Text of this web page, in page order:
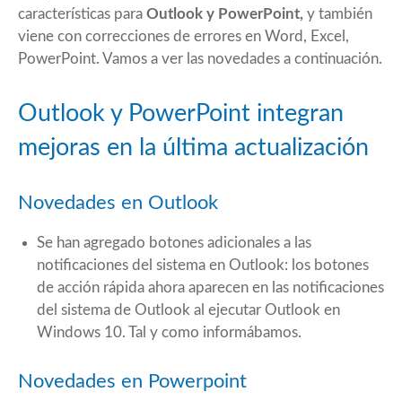
características para Outlook y PowerPoint, y también
viene con correcciones de errores en Word, Excel,
PowerPoint. Vamos a ver las novedades a continuación.
Outlook y PowerPoint integran
mejoras en la última actualización
Novedades en Outlook
Se han agregado botones adicionales a las
notificaciones del sistema en Outlook: los botones
de acción rápida ahora aparecen en las notificaciones
del sistema de Outlook al ejecutar Outlook en
Windows 10. Tal y como informábamos.
Novedades en Powerpoint